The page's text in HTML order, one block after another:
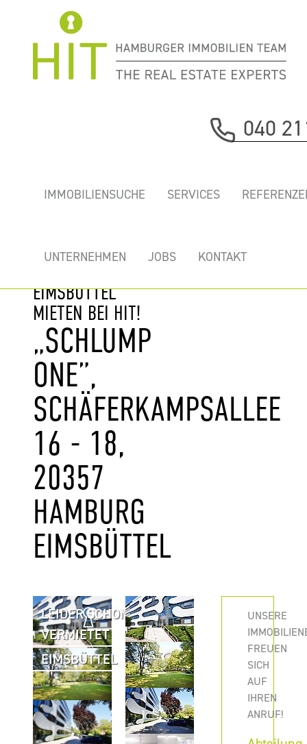
040
IMMOBILIENSUCHE SERVICES
UNTERNEHMEN JOBS KONTAKT
„SCHLUMP ONE”
TIEFGARAGE IM
EIMSBÜTTEL
MIETEN BEI HIT!
„SCHLUMP
ONE”,
SCHÄFERKAMPSALLEE
16 - 18,
20357
HAMBURG
EIMSBÜTTEL
LEIDER SCHON
VERMIETET
EIMSBÜTTEL
UNSERE
FREUEN
SICH
AUF
IHREN
ANRUF!